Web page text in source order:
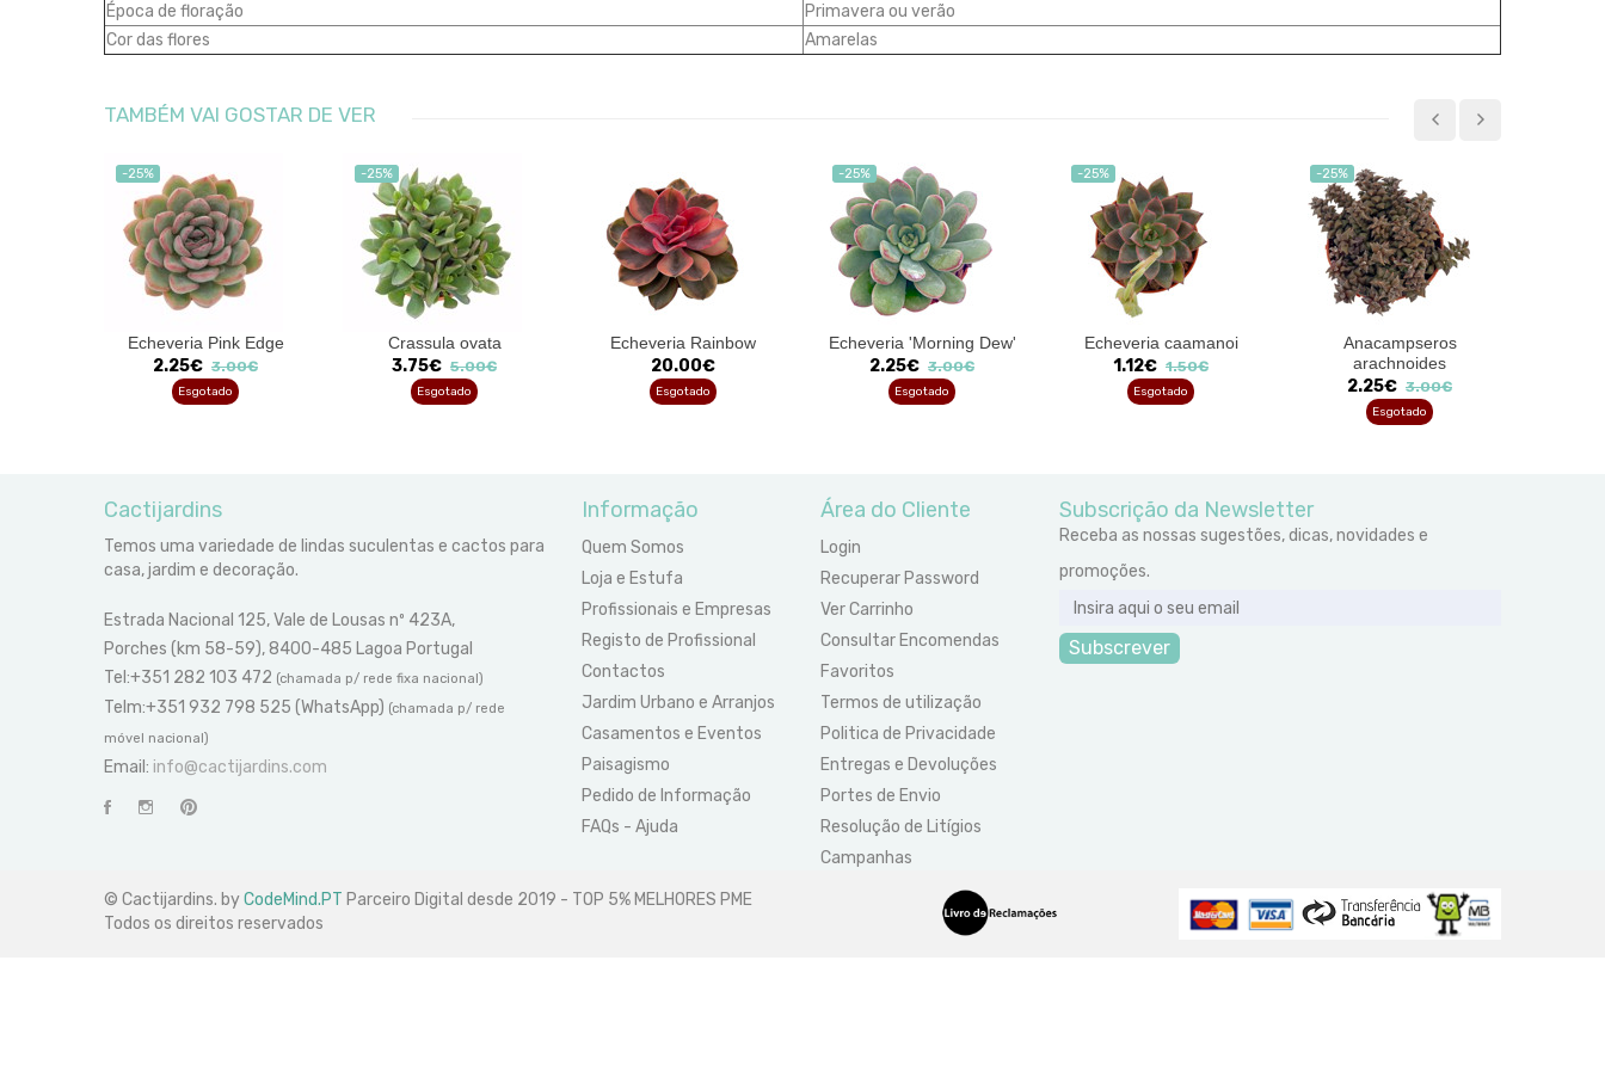
Época de floração
Primavera ou verão
Cor das flores
Amarelas
TAMBÉM VAI GOSTAR DE VER
-25%
Echeveria Pink Edge
2.25€ 3.00€
Esgotado
-25%
Crassula ovata
3.75€ 5.00€
Esgotado
Echeveria Rainbow
20.00€
Esgotado
-25%
Echeveria 'Morning Dew'
2.25€ 3.00€
Esgotado
-25%
Echeveria caamanoi
1.12€ 1.50€
Esgotado
-25%
Anacampseros
arachnoides
2.25€ 3.00€
Esgotado
Cactijardins
Temos uma variedade de lindas suculentas e cactos para
casa, jardim e decoração.
Estrada Nacional 125, Vale de Lousas nº 423A,
Porches (km 58-59), 8400-485 Lagoa Portugal
Tel:+351 282 103 472 (chamada p/ rede fixa nacional)
Telm:+351 932 798 525 (WhatsApp) (chamada p/ rede
móvel nacional)
Email: info@cactijardins.com
Informação
Quem Somos
Loja e Estufa
Profissionais e Empresas
Registo de Profissional
Contactos
Jardim Urbano e Arranjos
Casamentos e Eventos
Paisagismo
Pedido de Informação
FAQs - Ajuda
Área do Cliente
Login
Recuperar Password
Ver Carrinho
Consultar Encomendas
Favoritos
Termos de utilização
Politica de Privacidade
Entregas e Devoluções
Portes de Envio
Resolução de Litígios
Campanhas
Subscrição da Newsletter
Receba as nossas sugestões, dicas, novidades e
promoções.
Subscrever
© Cactijardins. byCodeMind.PT Parceiro Digital desde 2019 - TOP 5% MELHORES PME
Todos os direitos reservados